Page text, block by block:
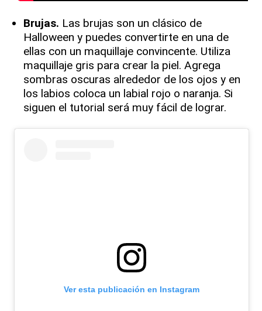
Brujas. Las brujas son un clásico de
Halloween y puedes convertirte en una de
ellas con un maquillaje convincente. Utiliza
maquillaje gris para crear la piel. Agrega
sombras oscuras alrededor de los ojos y en
los labios coloca un labial rojo o naranja. Si
siguen el tutorial será muy fácil de lograr.
Ver esta publicación en Instagram